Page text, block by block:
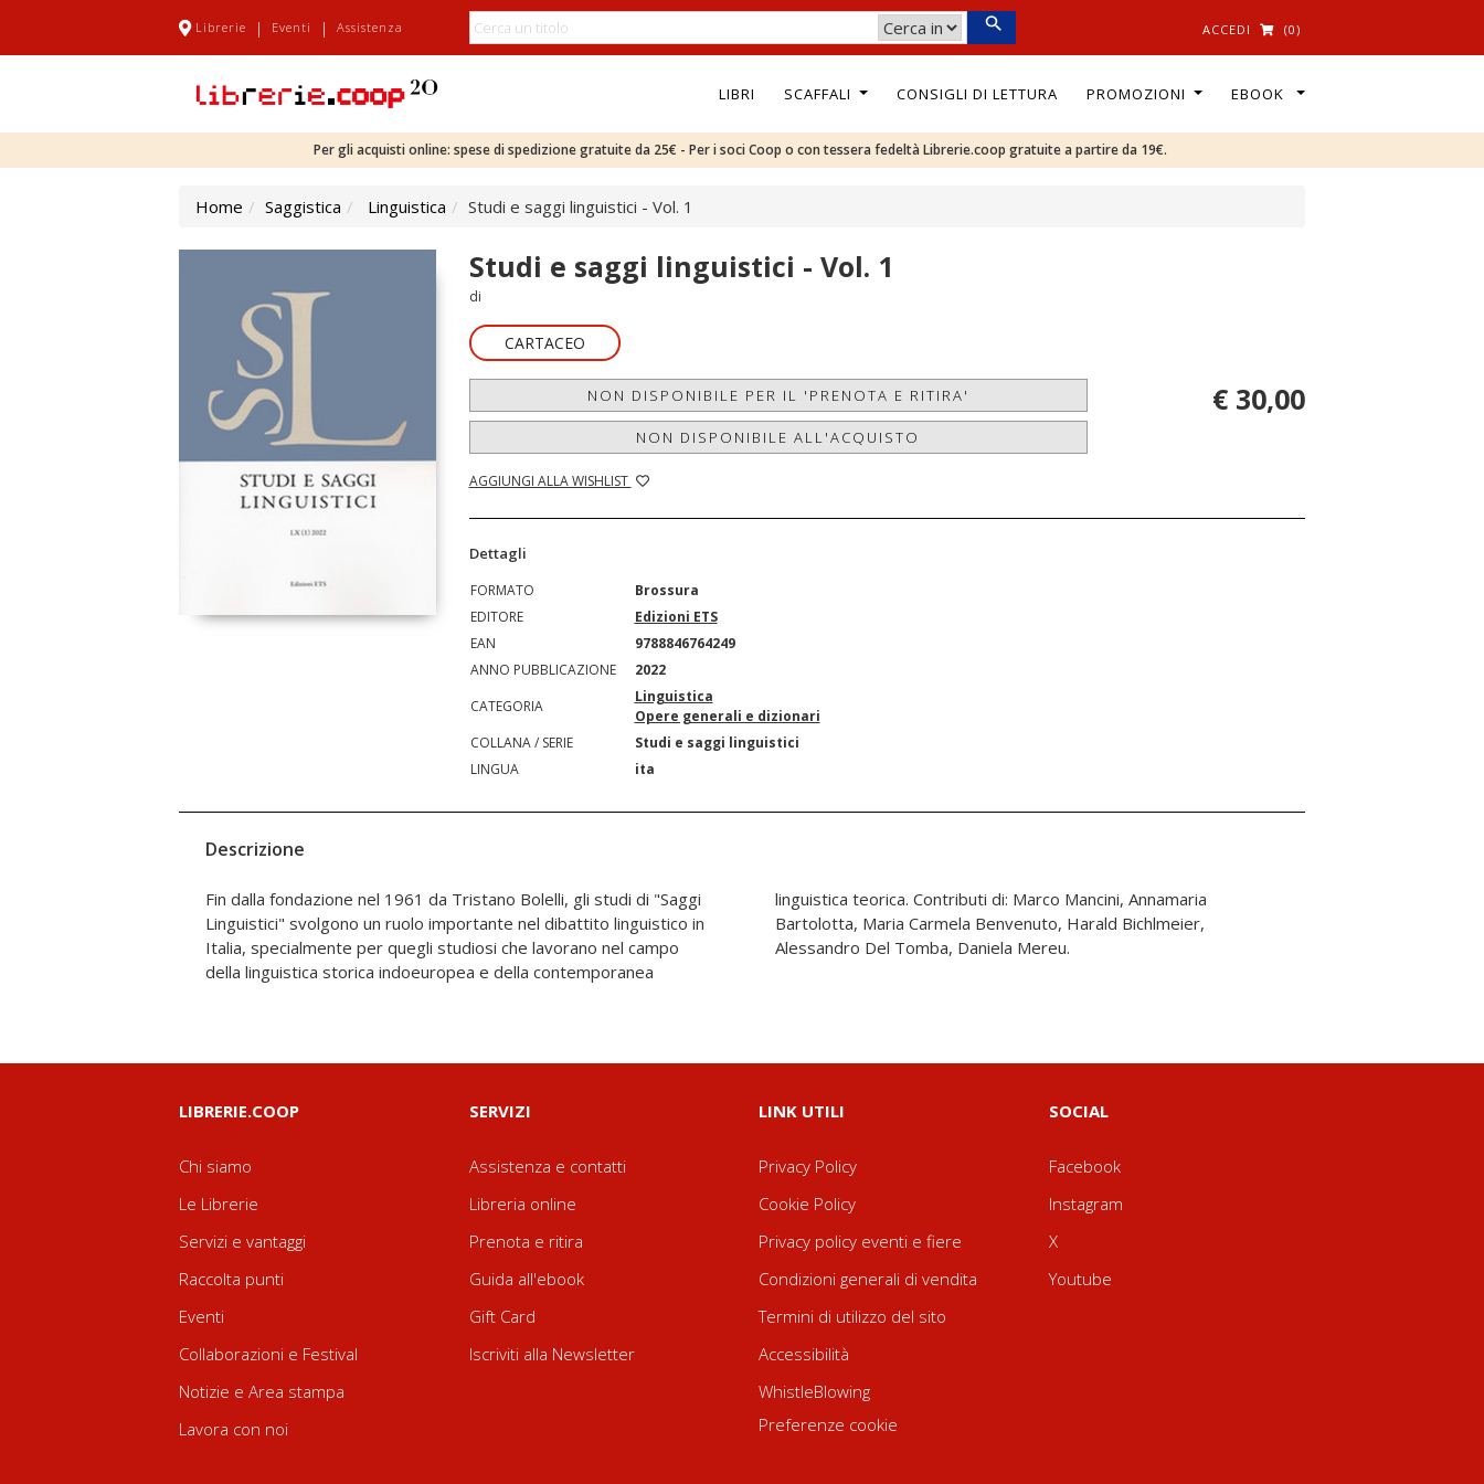
Librerie | Eventi | Assistenza ACCEDI (0)
LIBRI SCAFFALI CONSIGLI DI LETTURA PROMOZIONI EBOOK
Per gli acquisti online: spese di spedizione gratuite da 25€ - Per i soci Coop o con tessera fedeltà Librerie.coop gratuite a partire da 19€.
Home Saggistica Linguistica Studi e saggi linguistici - Vol. 1
Studi e saggi linguistici - Vol. 1
di
CARTACEO
NON DISPONIBILE PER IL 'PRENOTA E RITIRA'
NON DISPONIBILE ALL'ACQUISTO
AGGIUNGI ALLA WISHLIST
€ 30,00
Dettagli
FORMATO
Brossura
EDITORE
Edizioni ETS
EAN
9788846764249
ANNO PUBBLICAZIONE
2022
CATEGORIA
Linguistica
Opere generali e dizionari
COLLANA / SERIE
Studi e saggi linguistici
LINGUA
ita
Descrizione
Fin dalla fondazione nel 1961 da Tristano Bolelli, gli studi di "Saggi
Linguistici" svolgono un ruolo importante nel dibattito linguistico in
Italia, specialmente per quegli studiosi che lavorano nel campo
della linguistica storica indoeuropea e della contemporanea
linguistica teorica. Contributi di: Marco Mancini, Annamaria
Bartolotta, Maria Carmela Benvenuto, Harald Bichlmeier,
Alessandro Del Tomba, Daniela Mereu.
LIBRERIE.COOP
Chi siamo
Le Librerie
Servizi e vantaggi
Raccolta punti
Eventi
Collaborazioni e Festival
Notizie e Area stampa
Lavora con noi
SERVIZI
Assistenza e contatti
Libreria online
Prenota e ritira
Guida all'ebook
Gift Card
Iscriviti alla Newsletter
LINK UTILI
Privacy Policy
Cookie Policy
Privacy policy eventi e fiere
Condizioni generali di vendita
Termini di utilizzo del sito
Accessibilità
WhistleBlowing
Preferenze cookie
SOCIAL
Facebook
Instagram
X
Youtube